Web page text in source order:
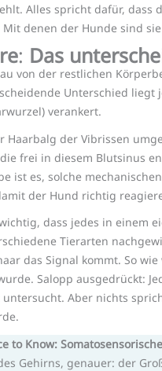
Alles spricht dafür,
denen der Hunde sind
: Das
von der restlichen
Unterschied liegt
verankert.
Haarbalg der Vibrissen
frei in diesem Blutsinus
ist es, solche
der Hund richtig
dass jedes in einem
Tierarten
das Signal kommt. So
Salopp ausgedrückt:
Aber nichts
to Know:
Gehirns, genauer: der